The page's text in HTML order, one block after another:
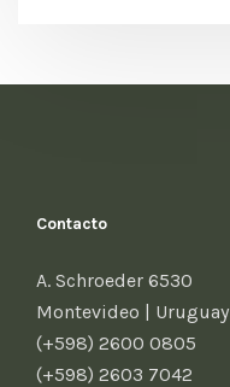
Contacto
A. Schroeder 6530
Montevideo | Uruguay
(+598) 2600 0805
(+598) 2603 7042